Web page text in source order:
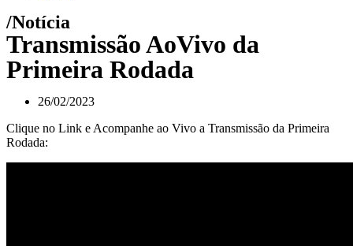
/Notícia
Transmissão AoVivo da
Primeira Rodada
26/02/2023
Clique no Link e Acompanhe ao Vivo a Transmissão da Primeira
Rodada: